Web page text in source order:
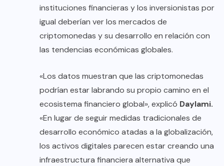
instituciones financieras y los inversionistas por
igual deberían ver los mercados de
criptomonedas y su desarrollo en relación con
las tendencias económicas globales.
«Los datos muestran que las criptomonedas
podrían estar labrando su propio camino en el
ecosistema financiero global», explicó Daylami.
«En lugar de seguir medidas tradicionales de
desarrollo económico atadas a la globalización,
los activos digitales parecen estar creando una
infraestructura financiera alternativa que